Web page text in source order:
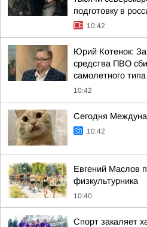
подготовку в
10:42
Юрий Котенок:
средства ПВО
самолетного типа
10:42
Сегодня
10:42
Евгений Маслов
физкультурника
10:40
Спорт закаляет